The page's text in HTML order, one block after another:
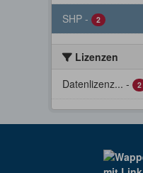
SHP - 2
Lizenzen
Datenlizenz... - 2